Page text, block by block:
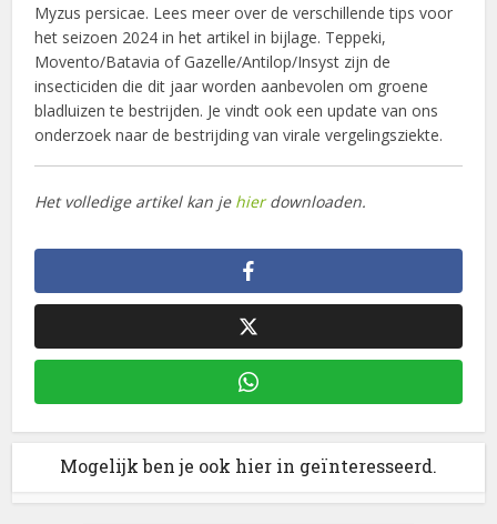
Myzus persicae. Lees meer over de verschillende tips voor
het seizoen 2024 in het artikel in bijlage. Teppeki,
Movento/Batavia of Gazelle/Antilop/Insyst zijn de
insecticiden die dit jaar worden aanbevolen om groene
bladluizen te bestrijden. Je vindt ook een update van ons
onderzoek naar de bestrijding van virale vergelingsziekte.
Het volledige artikel kan je hierdownloaden.
Mogelijk ben je ook hier in geïnteresseerd.